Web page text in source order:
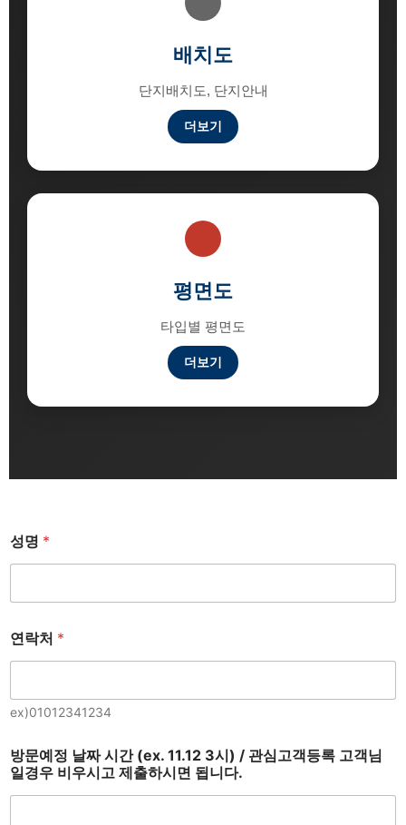
배치도
단지배치도, 단지안내
더보기
평면도
타입별 평면도
더보기
성명 *
연락처 *
ex)01012341234
방문예정 날짜 시간 (ex. 11.12 3시) / 관심고객등록 고객님
일경우 비우시고 제출하시면 됩니다.